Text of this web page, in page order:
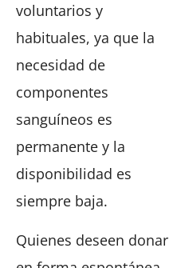
voluntarios y
habituales, ya que la
necesidad de
componentes
sanguíneos es
permanente y la
disponibilidad es
siempre baja.
Quienes deseen donar